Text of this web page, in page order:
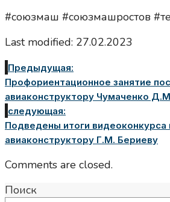
#союзмаш #союзмашростов
Last modified: 27.02.2023
Предыдущая:
Профориентационное занятие
авиаконструктору Чумаченко
следующая:
Подведены итоги видеоконкурса
авиаконструктору Г.М. Бериеву
Comments are closed.
Поиск